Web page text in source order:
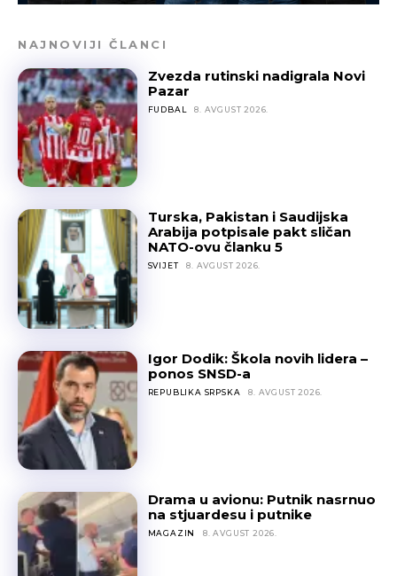
NAJNOVIJI ČLANCI
Zvezda rutinski nadigrala Novi
Pazar
FUDBAL 8. AVGUST 2026.
Turska, Pakistan i Saudijska
Arabija potpisale pakt sličan
NATO-ovu članku 5
SVIJET 8. AVGUST 2026.
Igor Dodik: Škola novih lidera –
ponos SNSD-a
REPUBLIKA SRPSKA 8. AVGUST 2026.
Drama u avionu: Putnik nasrnuo
na stjuardesu i putnike
MAGAZIN 8. AVGUST 2026.